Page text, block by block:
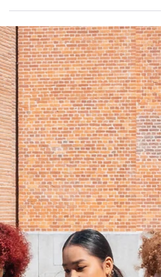
Herstel na scheiding
Coaching na scheiding in Zwolle – Pak de regie
terug met praktische begeleiding en emotionele
steun.